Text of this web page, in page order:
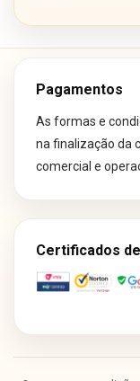
Pagamentos
As formas e
na finalização da
comercial e
Certificados